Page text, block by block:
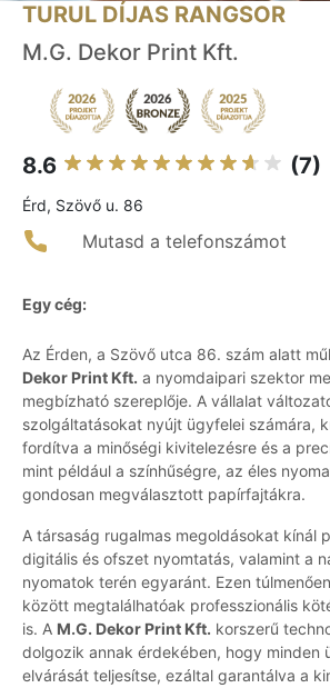
TURUL DÍJAS RANGSOR
M.G. Dekor Print Kft.
8.6 (7)
Érd, Szövő u. 86
Mutasd a telefonszámot
Egy cég:
Az Érden, a Szövő utca 86. szám alatt
Dekor Print Kft. a nyomdaipari szektor
megbízható szereplője. A vállalat
szolgáltatásokat nyújt ügyfelei számára,
fordítva a minőségi kivitelezésre és a
mint például a színhűségre, az éles
gondosan megválasztott papírfajtákra.
A társaság rugalmas megoldásokat kínál
digitális és ofszet nyomtatás, valamint a
nyomatok terén egyaránt. Ezen
között megtalálhatóak professzionális
is. A M.G. Dekor Print Kft. korszerű
dolgozik annak érdekében, hogy minden
elvárását teljesítse, ezáltal garantálva a